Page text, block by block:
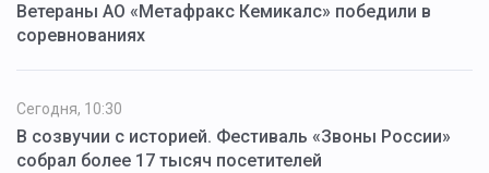
Ветераны АО «Метафракс Кемикалс» победили в
соревнованиях
Сегодня, 10:30
В созвучии с историей. Фестиваль «Звоны России»
собрал более 17 тысяч посетителей